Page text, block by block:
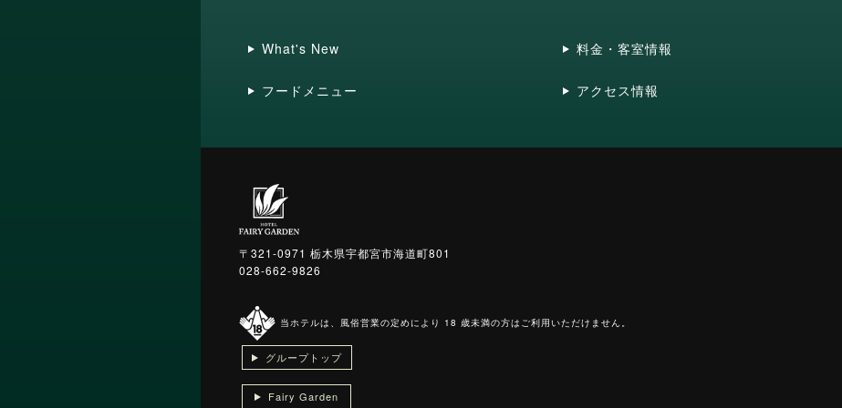
What's New 料金・客室情報
フードメニュー アクセス情報
〒321-0971 栃木県宇都宮市海道町801
028-662-9826
当ホテルは、風俗営業の定めにより 18 歳未満の方はご利用いただけません。
グループトップ
Fairy Garden